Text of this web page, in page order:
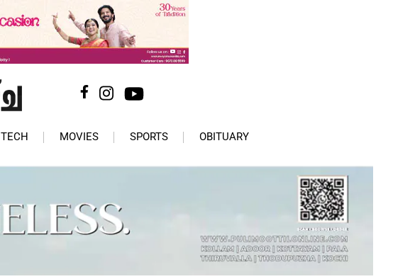
TECH MOVIES SPORTS OBITUARY